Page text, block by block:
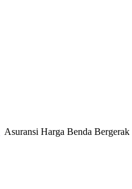
Asuransi Harga Benda Bergerak